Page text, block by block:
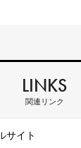
LINKS
関連リンク
サイト